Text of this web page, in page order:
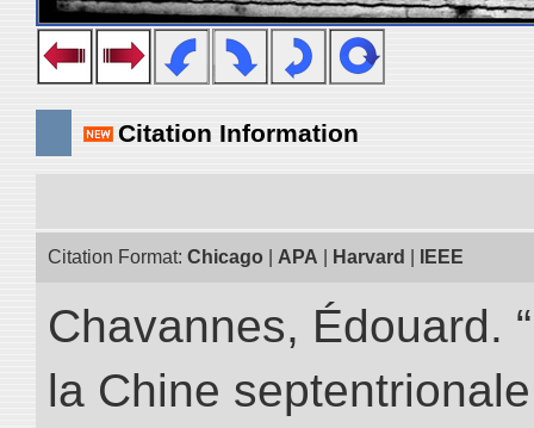
Citation Information
Citation Format: Chicago APA Harvard IEEE
Chavannes, Édouard.
la Chine